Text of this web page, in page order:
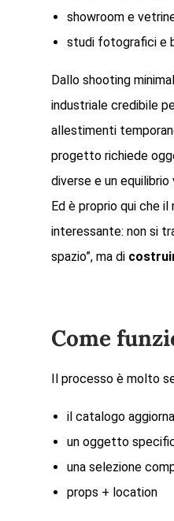
showroom e
studi fotografici e
Dallo shooting
industriale credibile
allestimenti
progetto richiede
diverse e un equilibrio
Ed è proprio qui che
interessante: non si
spazio”, ma di
Come
Il processo è molto
il catalogo
un oggetto
una selezione
props + location